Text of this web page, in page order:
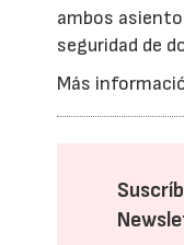
ambos
seguridad de
Más